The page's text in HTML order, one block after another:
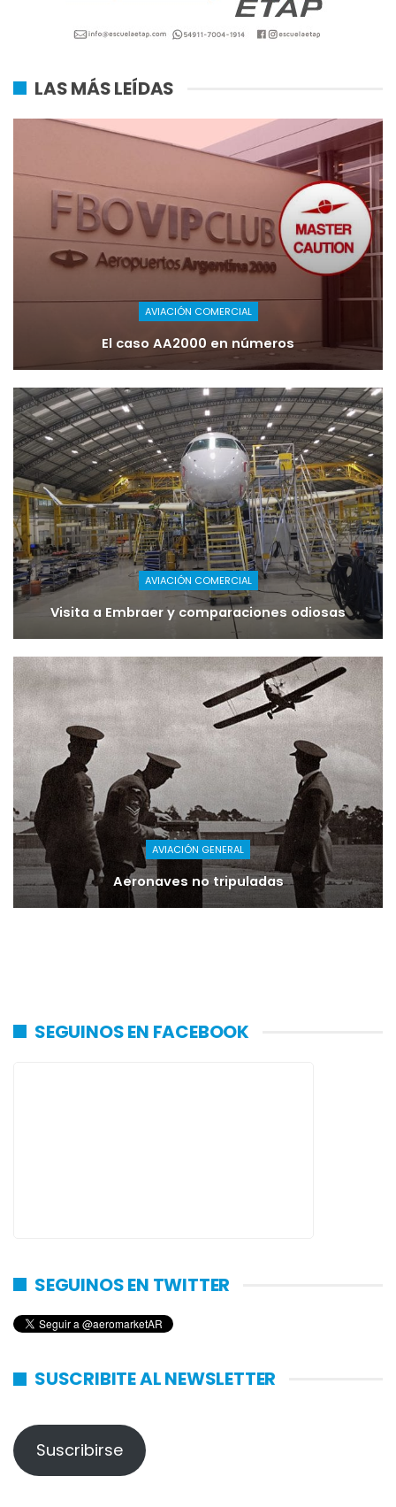
LAS MÁS LEÍDAS
AVIACIÓN COMERCIAL
El caso AA2000 en números
AVIACIÓN COMERCIAL
Visita a Embraer y comparaciones odiosas
AVIACIÓN GENERAL
Aeronaves no tripuladas
SEGUINOS EN FACEBOOK
SEGUINOS EN TWITTER
SUSCRIBITE AL NEWSLETTER
Suscribirse